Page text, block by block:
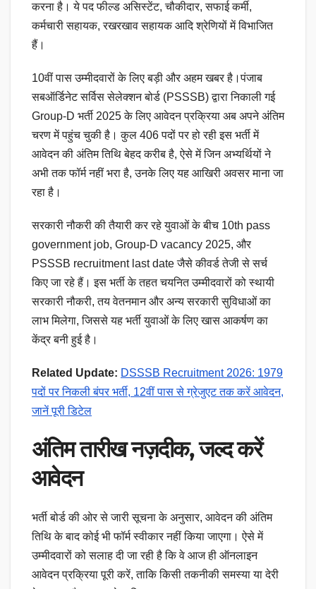
करना है। ये पद फील्ड असिस्टेंट, चौकीदार, सफाई कर्मी,
कर्मचारी सहायक, रखरखाव सहायक आदि श्रेणियों में विभाजित
हैं।
10वीं पास उम्मीदवारों के लिए बड़ी और अहम खबर है।पंजाब
सबऑर्डिनेट सर्विस सेलेक्शन बोर्ड (PSSSB) द्वारा निकाली गई
Group-D भर्ती 2025 के लिए आवेदन प्रक्रिया अब अपने अंतिम
चरण में पहुंच चुकी है। कुल 406 पदों पर हो रही इस भर्ती में
आवेदन की अंतिम तिथि बेहद करीब है, ऐसे में जिन अभ्यर्थियों ने
अभी तक फॉर्म नहीं भरा है, उनके लिए यह आखिरी अवसर माना जा
रहा है।
सरकारी नौकरी की तैयारी कर रहे युवाओं के बीच 10th pass
government job, Group-D vacancy 2025, और
PSSSB recruitment last date जैसे कीवर्ड तेजी से सर्च
किए जा रहे हैं। इस भर्ती के तहत चयनित उम्मीदवारों को स्थायी
सरकारी नौकरी, तय वेतनमान और अन्य सरकारी सुविधाओं का
लाभ मिलेगा, जिससे यह भर्ती युवाओं के लिए खास आकर्षण का
केंद्र बनी हुई है।
Related Update: DSSSB Recruitment 2026: 1979
पदों पर निकली बंपर भर्ती, 12वीं पास से ग्रेजुएट तक करें आवेदन,
जानें पूरी डिटेल
अंतिम तारीख नज़दीक, जल्द करें
आवेदन
भर्ती बोर्ड की ओर से जारी सूचना के अनुसार, आवेदन की अंतिम
तिथि के बाद कोई भी फॉर्म स्वीकार नहीं किया जाएगा। ऐसे में
उम्मीदवारों को सलाह दी जा रही है कि वे आज ही ऑनलाइन
आवेदन प्रक्रिया पूरी करें, ताकि किसी तकनीकी समस्या या देरी